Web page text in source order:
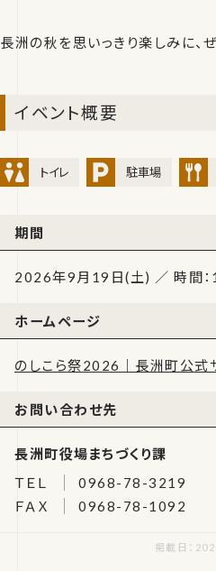
長洲の秋を思いっきり楽しみに、
イベント概要
トイレ 駐車場
期間
2026年9月19日(土) ／ 時間
ホームページ
のしこら祭2026｜長洲町公式
お問い合わせ先
長洲町役場まちづくり課
ＴＥＬ
0968-78-3219
ＦＡＸ
0968-78-1092
掲載日：